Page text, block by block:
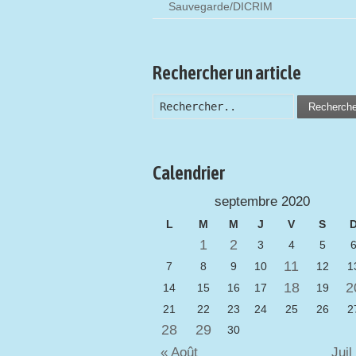
Sauvegarde/DICRIM
Rechercher un article
Calendrier
septembre 2020
L M M J V S
1 2 3 4 5
6
7
8 9 10 11 12
14
15 16 17 18 19
21 22 23 24 25 26
28 29 30
« Août Juil